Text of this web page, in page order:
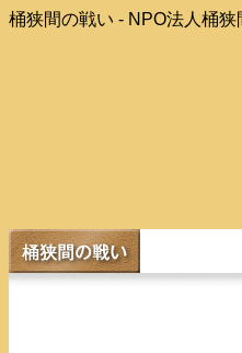
桶狭間の戦い - NPO法人桶狭